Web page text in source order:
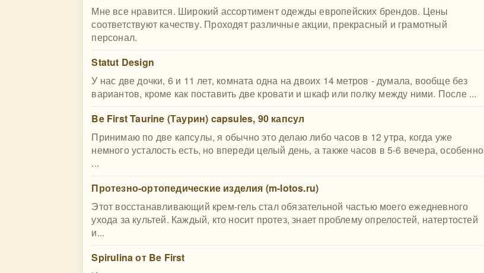
Мне все нравится. Широкий ассортимент одежды европейских брендов. Цены
соответствуют качеству. Проходят различные акции, прекрасный и грамотный
персонал.
Statut Design
У нас две дочки, 6 и 11 лет, комната одна на двоих 14 метров - думала, вообще без
вариантов, кроме как поставить две кровати и шкаф или полку между ними. После ...
Be First Taurine (Таурин) capsules, 90 капсул
Принимаю по две капсулы, я обычно это делаю либо часов в 12 утра, когда уже
немного усталость есть, но впереди целый день, а также часов в 5-6 вечера, особенно
...
Протезно-ортопедические изделия (m-lotos.ru)
Этот восстанавливающий крем-гель стал обязательной частью моего ежедневного
ухода за культей. Каждый, кто носит протез, знает проблему опрелостей, натертостей
и...
Spirulina от Be First